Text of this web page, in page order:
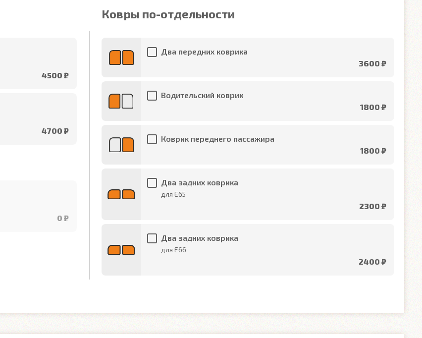
4500 ₽
4700 ₽
0 ₽
Ковры по-отдельности
Два передних коврика
3600 ₽
Водительский коврик
1800 ₽
Коврик переднего пассажира
1800 ₽
Два задних коврика
для E65
2300 ₽
Два задних коврика
для E66
2400 ₽